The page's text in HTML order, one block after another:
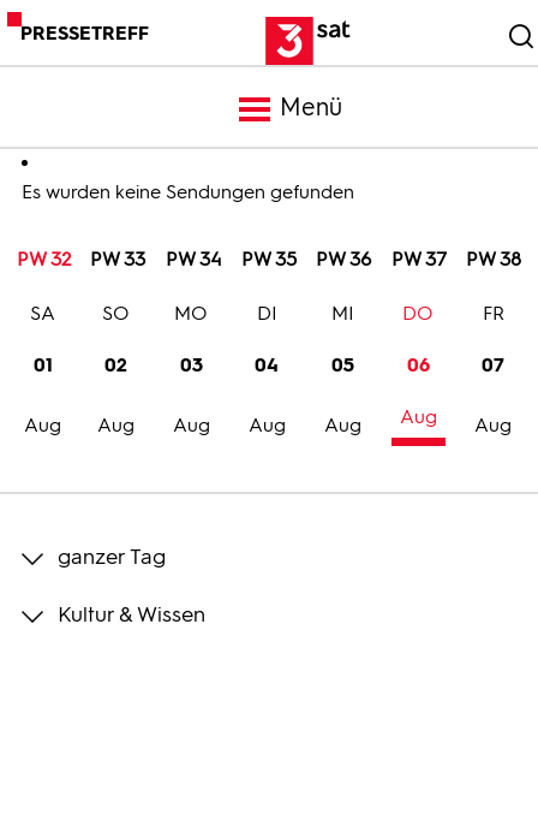
PRESSETREFF
Menü
Meldungen
Programm
Trailer
Bilder
Es wurden keine Sendungen gefunden
PW 32 PW 33 PW 34 PW 35 PW 36 PW 37 PW 38
01
Aug
SA
02
Aug
SO
03
Aug
MO
04
Aug
DI
05
Aug
MI
06
Aug
DO
07
Aug
FR
ganzer Tag
Kultur & Wissen